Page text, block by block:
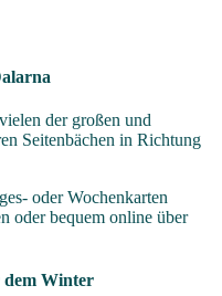
der großen und
Seitenbächen in Richtung
oder Wochenkarten
oder bequem online über
dem Winter